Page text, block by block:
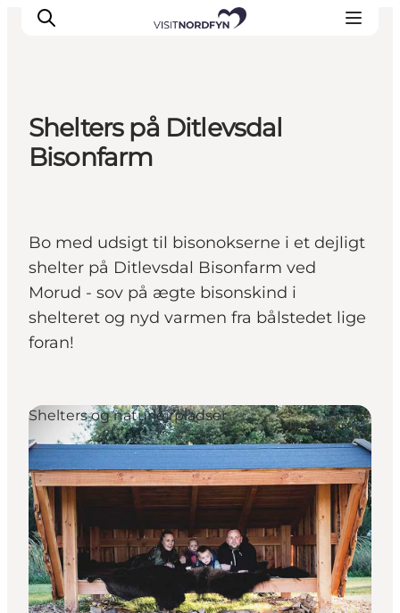
Oplev
Book oplevelser
For børn
Shelters på Ditlevsdal
Bisonfarm
Bo med udsigt til bisonokserne i et dejligt
shelter på Ditlevsdal Bisonfarm ved
Morud - sov på ægte bisonskind i
shelteret og nyd varmen fra bålstedet lige
foran!
Shelters og naturlejrpladser